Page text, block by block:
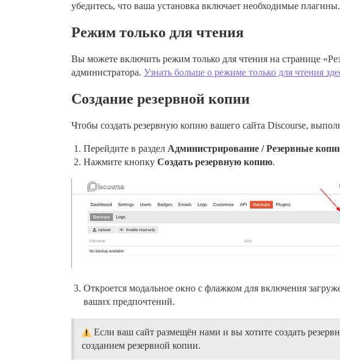
убедитесь, что ваша установка включает необходимые плагины.
Режим только для чтения
Вы можете включить режим только для чтения на странице
администратора. Узнать больше о режиме только для чтения
Создание резервной копии
Чтобы создать резервную копию вашего сайта Discourse,
Перейдите в раздел Администрирование / Резервные
Нажмите кнопку Создать резервную копию.
Откроется модальное окно с флажком для включения
ваших предпочтений.
Если ваш сайт размещён нами и вы хотите создать
созданием резервной копии.